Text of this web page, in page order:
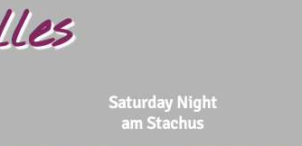
Saturday Night
am Stachus